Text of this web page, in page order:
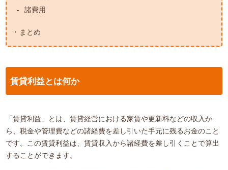
諸費用
まとめ
賃貸利益とは何か
「賃貸利益」とは、賃貸経営における家賃や更新料などの収入か
ら、税金や管理費などの諸経費を差し引いた手元に残るお金のこと
です。この賃貸利益は、賃貸収入から諸経費を差し引くことで算出
することができます。